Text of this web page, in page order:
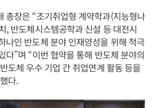
총장은 “조기취업형 계약학과(지능형나
, 반도체시스템공학과 신설 등 대전시
나인 반도체 분야 인재양성을 위해 적극
다”며 “이번 협약을 통해 반도체 분야의
도체 우수 기업 간 취업연계 활동 등을
다.